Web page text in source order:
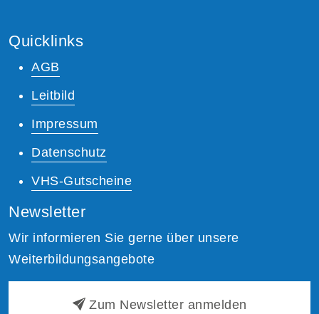
Quicklinks
AGB
Leitbild
Impressum
Datenschutz
VHS-Gutscheine
Newsletter
Wir informieren Sie gerne über unsere
Weiterbildungsangebote
Zum Newsletter anmelden